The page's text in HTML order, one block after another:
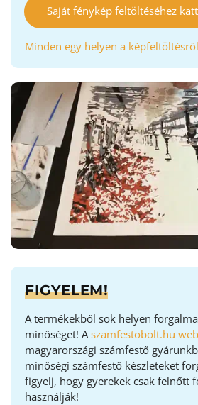
Saját fénykép feltöltéséhez
Minden egy helyen a
FIGYELEM!
A termékekből sok helyen
minőséget! Aszamfestobolt.hu
magyarországi számfestő
minőségi számfestő készleteket
figyelj, hogy gyerekek csak felnőtt
használják!